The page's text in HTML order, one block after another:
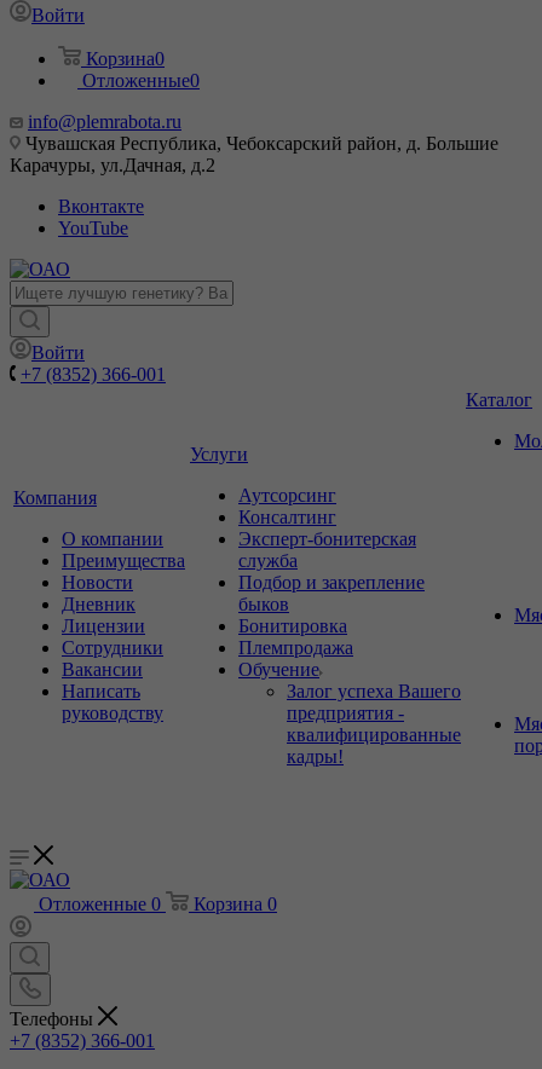
Войти
Корзина0
Отложенные0
info@plemrabota.ru
Чувашская Республика, Чебоксарский район, д. Большие
Карачуры, ул.Дачная, д.2
Вконтакте
YouTube
Войти
+7 (8352) 366-001
Компания
О компании
Преимущества
Новости
Дневник
Лицензии
Сотрудники
Вакансии
Написать
руководству
Услуги
Аутсорсинг
Консалтинг
Эксперт-бонитерская
служба
Подбор и закрепление
быков
Бонитировка
Племпродажа
Обучение
Залог успеха Вашего
предприятия -
квалифицированные
кадры!
Каталог
Отложенные 0 Корзина 0
Телефоны
+7 (8352) 366-001